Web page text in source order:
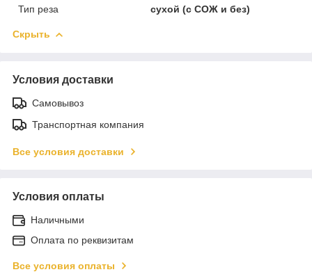
Тип реза
сухой (с СОЖ и без)
Скрыть
Условия доставки
Самовывоз
Транспортная компания
Все условия доставки
Условия оплаты
Наличными
Оплата по реквизитам
Все условия оплаты